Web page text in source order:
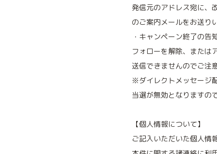
発信元のアドレス宛に、
のご案内メールをお送り
・キャンペーン終了の
フォローを解除、または
送信できませんのでご注
※ダイレクトメッセージ
当選が無効となりますの
【個人情報について】
ご記入いただいた個人情